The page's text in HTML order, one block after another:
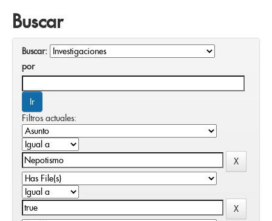
Buscar
Buscar:
por
Filtros actuales: